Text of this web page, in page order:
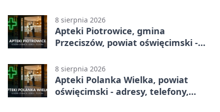
8 sierpnia 2026
Apteki Piotrowice, gmina
Przeciszów, powiat oświęcimski -
8 sierpnia 2026
Apteki Polanka Wielka, powiat
oświęcimski - adresy, telefony,